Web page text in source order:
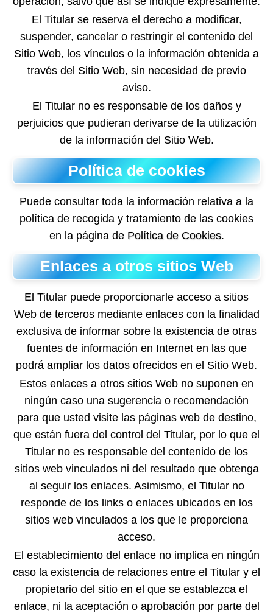
El Titular se reserva el derecho a modificar,
suspender, cancelar o restringir el contenido del
Sitio Web, los vínculos o la información obtenida a
través del Sitio Web, sin necesidad de previo
aviso.
El Titular no es responsable de los daños y
perjuicios que pudieran derivarse de la utilización
de la información del Sitio Web.
Política de cookies
Puede consultar toda la información relativa a la
política de recogida y tratamiento de las cookies
en la página de Política de Cookies.
Enlaces a otros sitios Web
El Titular puede proporcionarle acceso a sitios
Web de terceros mediante enlaces con la finalidad
exclusiva de informar sobre la existencia de otras
fuentes de información en Internet en las que
podrá ampliar los datos ofrecidos en el Sitio Web.
Estos enlaces a otros sitios Web no suponen en
ningún caso una sugerencia o recomendación
para que usted visite las páginas web de destino,
que están fuera del control del Titular, por lo que el
Titular no es responsable del contenido de los
sitios web vinculados ni del resultado que obtenga
al seguir los enlaces. Asimismo, el Titular no
responde de los links o enlaces ubicados en los
sitios web vinculados a los que le proporciona
acceso.
El establecimiento del enlace no implica en ningún
caso la existencia de relaciones entre el Titular y el
propietario del sitio en el que se establezca el
enlace, ni la aceptación o aprobación por parte del